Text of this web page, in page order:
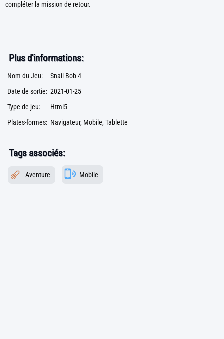
compléter la mission de retour.
Plus d'informations:
Nom du Jeu:
Snail Bob 4
Date de sortie: 2021-01-25
Type de jeu:
Html5
Plates-formes: Navigateur, Mobile, Tablette
Tags associés:
Aventure Mobile